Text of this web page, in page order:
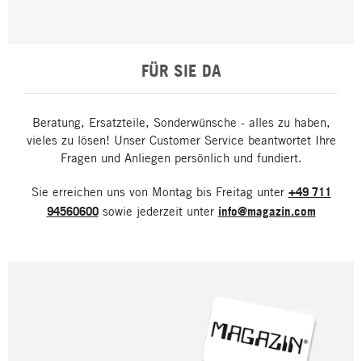
FÜR SIE DA
Beratung, Ersatzteile, Sonderwünsche - alles zu haben,
vieles zu lösen! Unser Customer Service beantwortet Ihre
Fragen und Anliegen persönlich und fundiert.
Sie erreichen uns von Montag bis Freitag unter +49 711
94560600sowie jederzeit unter info@magazin.com